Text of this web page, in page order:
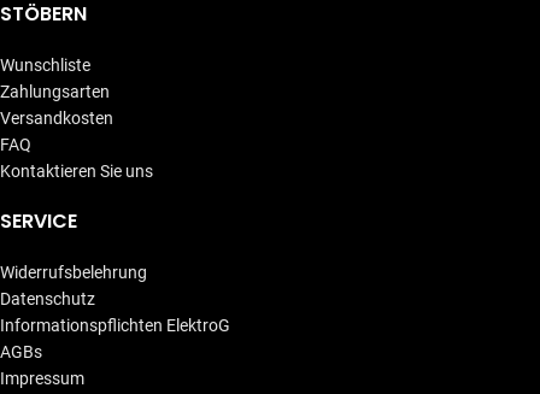
STÖBERN
Wunschliste
Zahlungsarten
Versandkosten
FAQ
Kontaktieren Sie uns
SERVICE
Widerrufsbelehrung
Datenschutz
Informationspflichten ElektroG
AGBs
Impressum